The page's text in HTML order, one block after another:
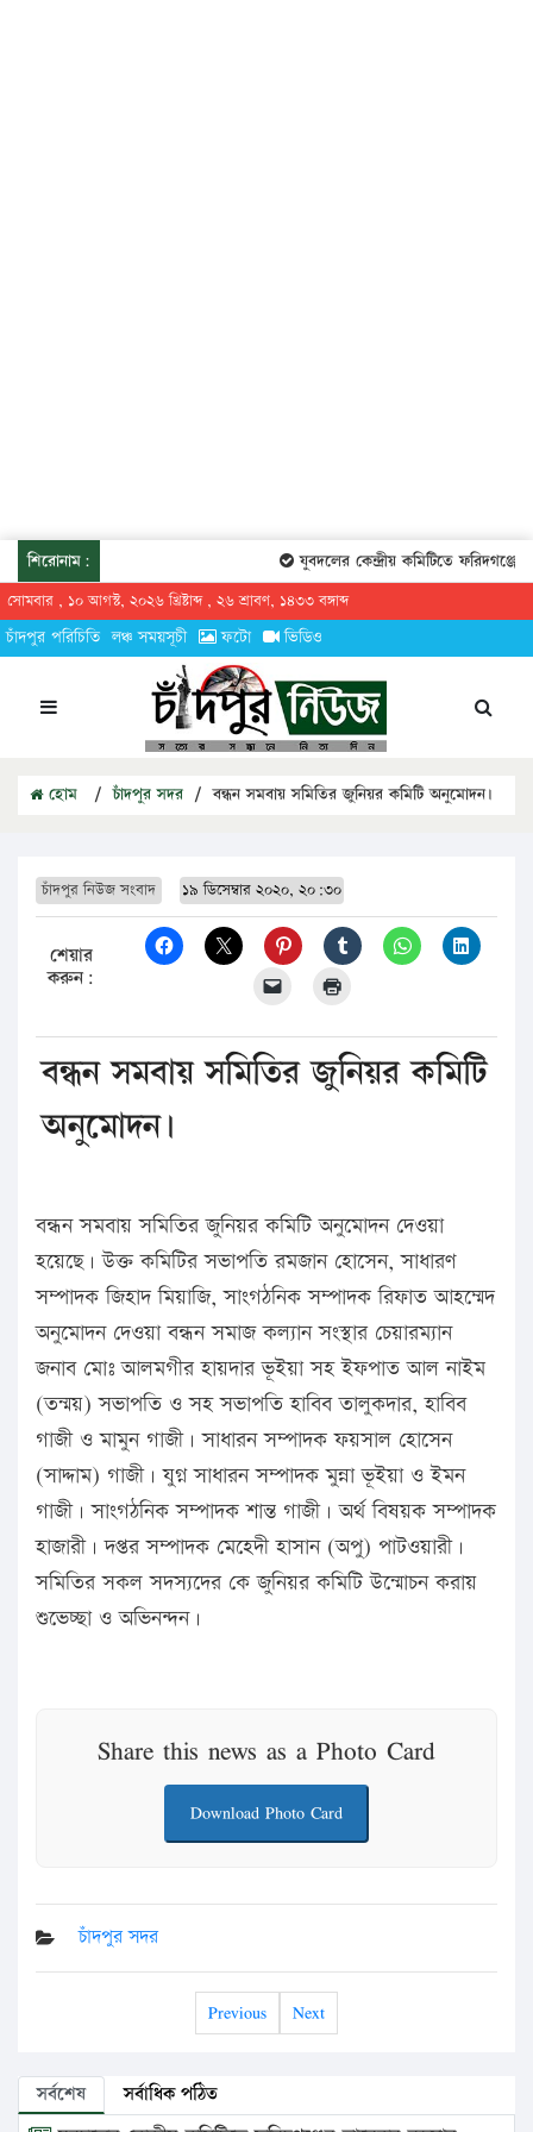
শিরোনাম: যুবদলের কেন্দ্রীয় কমিটিতে ফরিদগঞ্জের
সোমবার , ১০ আগস্ট, ২০২৬ খ্রিষ্টাব্দ , ২৬ শ্রাবণ, ১৪৩৩ বঙ্গাব্দ
চাঁদপুর পরিচিতি লঞ্চ সময়সূচী ফটো ভিডিও
হোম / চাঁদপুর সদর / বন্ধন সমবায় সমিতির জুনিয়র কমিটি অনুমোদন।
চাঁদপুর নিউজ সংবাদ ১৯ ডিসেম্বার ২০২০, ২০:৩০
শেয়ার
করুন:
বন্ধন সমবায় সমিতির জুনিয়র কমিটি
অনুমোদন।
বন্ধন সমবায় সমিতির জুনিয়র কমিটি অনুমোদন দেওয়া
হয়েছে। উক্ত কমিটির সভাপতি রমজান হোসেন, সাধারণ
সম্পাদক জিহাদ মিয়াজি, সাংগঠনিক সম্পাদক রিফাত আহম্মেদ
অনুমোদন দেওয়া বন্ধন সমাজ কল্যান সংস্থার চেয়ারম্যান
জনাব মোঃ আলমগীর হায়দার ভূইয়া সহ ইফপাত আল নাইম
(তন্ময়) সভাপতি ও সহ সভাপতি হাবিব তালুকদার, হাবিব
গাজী ও মামুন গাজী। সাধারন সম্পাদক ফয়সাল হোসেন
(সাদ্দাম) গাজী। যুগ্ন সাধারন সম্পাদক মুন্না ভূইয়া ও ইমন
গাজী। সাংগঠনিক সম্পাদক শান্ত গাজী। অর্থ বিষয়ক সম্পাদক
হাজারী। দপ্তর সম্পাদক মেহেদী হাসান (অপু) পাটওয়ারী।
সমিতির সকল সদস্যদের কে জুনিয়র কমিটি উন্মোচন করায়
শুভেচ্ছা ও অভিনন্দন।
Share this news as a Photo Card
Download Photo Card
চাঁদপুর সদর
Previous Next
সর্বশেষ সর্বাধিক পঠিত